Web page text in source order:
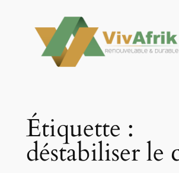
contenu
Étiquette :
déstabiliser le